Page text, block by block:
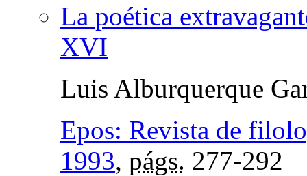
La poética
XVI
Luis Alburquerque
Epos: Revista de
1993, págs. 277-292